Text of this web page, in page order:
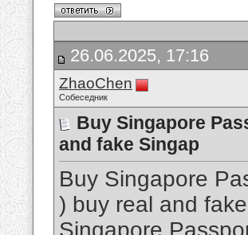
26.06.2025, 17:16
ZhaoChen
Собеседник
Buy Singapore
and fake Singap
Buy Singapore
) buy real and